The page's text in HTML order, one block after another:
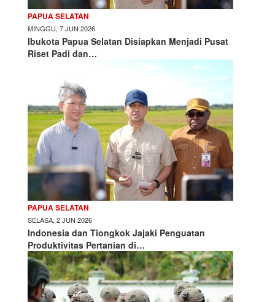
PAPUA SELATAN
MINGGU, 7 JUN 2026
Ibukota Papua Selatan Disiapkan Menjadi Pusat
Riset Padi dan…
PAPUA SELATAN
SELASA, 2 JUN 2026
Indonesia dan Tiongkok Jajaki Penguatan
Produktivitas Pertanian di…